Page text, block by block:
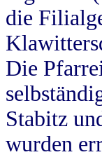
die
Die
Stabitz
wurden